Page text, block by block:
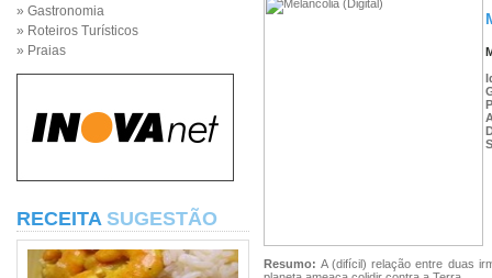
» Gastronomia
» Roteiros Turísticos
» Praias
RECEITA SUGESTÃO
Resumo:A (difícil) relação entre duas